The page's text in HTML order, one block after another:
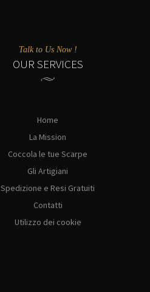
Talk to Us Now !
OUR SERVICES
Home
La Mission
Coccola le tue Scarpe
Gli Artigiani
Spedizione e Resi Gratuiti
Contatti
Utilizzo dei cookie